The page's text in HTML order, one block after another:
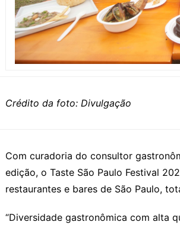
Crédito da foto: Divulgação
Com curadoria do consultor
edição, o Taste São Paulo Festival
restaurantes e bares de São Paulo,
“Diversidade gastronômica com alta